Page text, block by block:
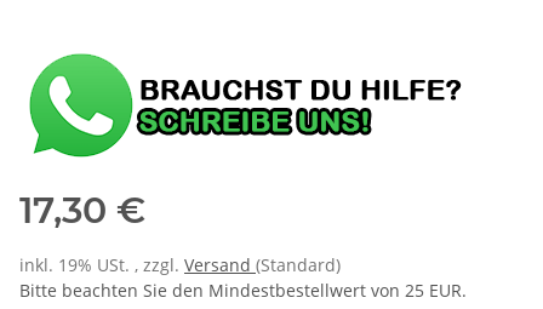
17,30 €
inkl. 19% USt. , zzgl. Versand (Standard)
Bitte beachten Sie den Mindestbestellwert von 25 EUR.